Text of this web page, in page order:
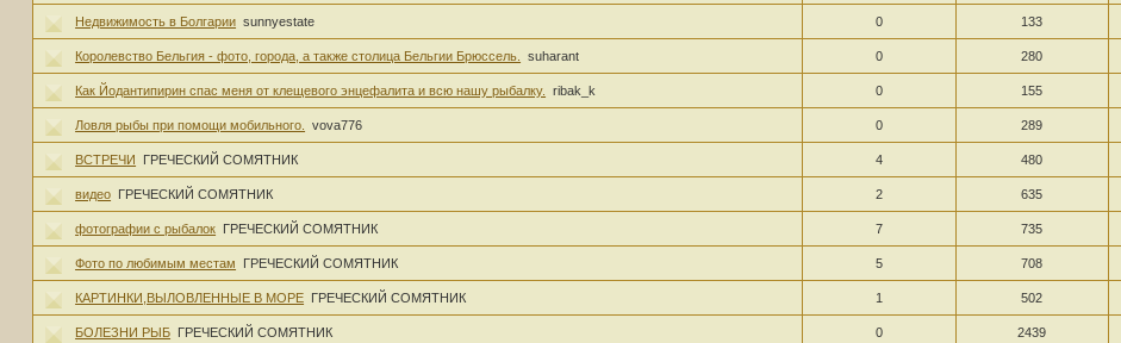
Недвижимость в Болгарии sunnyestate 0 133
Королевство Бельгия - фото, города, а также столица Бельгии Брюссель. suharant 0 280
Как Йодантипирин спас меня от клещевого энцефалита и всю нашу рыбалку. ribak_k 0 155
Ловля рыбы при помощи мобильного. vova776 0 289
ВСТРЕЧИ ГРЕЧЕСКИЙ СОМЯТНИК 4 480
видео ГРЕЧЕСКИЙ СОМЯТНИК 2 635
фотографии с рыбалок ГРЕЧЕСКИЙ СОМЯТНИК 7 735
Фото по любимым местам ГРЕЧЕСКИЙ СОМЯТНИК 5 708
КАРТИНКИ,ВЫЛОВЛЕННЫЕ В МОРЕ ГРЕЧЕСКИЙ СОМЯТНИК 1 502
БОЛЕЗНИ РЫБ ГРЕЧЕСКИЙ СОМЯТНИК 0 2439